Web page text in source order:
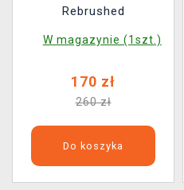
Rebrushed
W magazynie (1szt.)
170 zł
260 zł
Do koszyka